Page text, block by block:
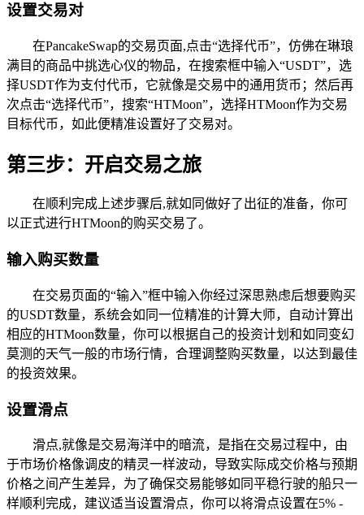
设置交易对
在PancakeSwap的交易页面,点击“选择代币”，仿佛在琳琅
满目的商品中挑选心仪的物品，在搜索框中输入“USDT”，选
择USDT作为支付代币，它就像是交易中的通用货币；然后再
次点击“选择代币”，搜索“HTMoon”，选择HTMoon作为交易
目标代币，如此便精准设置好了交易对。
第三步：开启交易之旅
在顺利完成上述步骤后,就如同做好了出征的准备，你可
以正式进行HTMoon的购买交易了。
输入购买数量
在交易页面的“输入”框中输入你经过深思熟虑后想要购买
的USDT数量，系统会如同一位精准的计算大师，自动计算出
相应的HTMoon数量，你可以根据自己的投资计划和如同变幻
莫测的天气一般的市场行情，合理调整购买数量，以达到最佳
的投资效果。
设置滑点
滑点,就像是交易海洋中的暗流，是指在交易过程中，由
于市场价格像调皮的精灵一样波动，导致实际成交价格与预期
价格之间产生差异，为了确保交易能够如同平稳行驶的船只一
样顺利完成，建议适当设置滑点，你可以将滑点设置在5% -